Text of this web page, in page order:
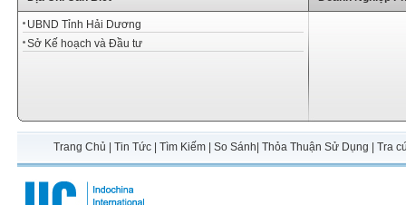
UBND Tỉnh Hải Dương
Sở Kế hoạch và Đầu tư
Trang Chủ Tin Tức Tìm Kiếm So Sánh Thỏa Thuận Sử Dụng Tra